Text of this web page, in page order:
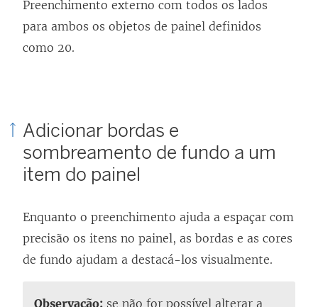
Preenchimento externo com todos os lados
para ambos os objetos de painel definidos
como 20.
Adicionar bordas e
sombreamento de fundo a um
item do painel
Enquanto o preenchimento ajuda a espaçar com
precisão os itens no painel, as bordas e as cores
de fundo ajudam a destacá-los visualmente.
Observação: se não for possível alterar a